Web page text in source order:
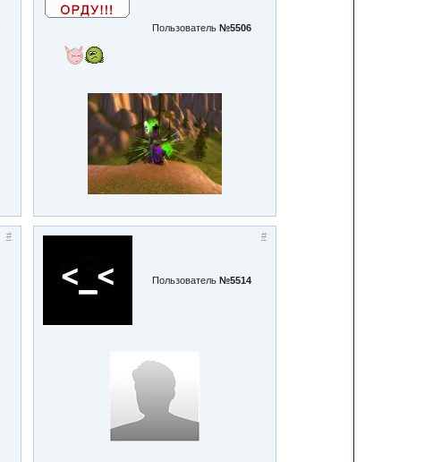
Пользователь №5506
# #
Пользователь №5514